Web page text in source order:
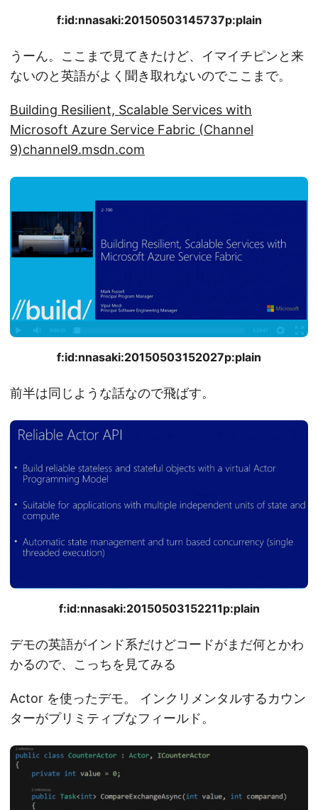
f:id:nnasaki:20150503145737p:plain
うーん。ここまで見てきたけど、イマイチピンと来
ないのと英語がよく聞き取れないのでここまで。
Building Resilient, Scalable Services with
Microsoft Azure Service Fabric (Channel
9)channel9.msdn.com
f:id:nnasaki:20150503152027p:plain
前半は同じような話なので飛ばす。
f:id:nnasaki:20150503152211p:plain
デモの英語がインド系だけどコードがまだ何とかわ
かるので、こっちを見てみる
Actor を使ったデモ。 インクリメンタルするカウン
ターがプリミティブなフィールド。